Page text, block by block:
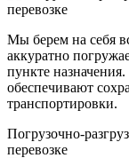
Мы берем на себя
аккуратно
пункте
обеспечивают
транспортировки.
Погрузочно-
перевозке